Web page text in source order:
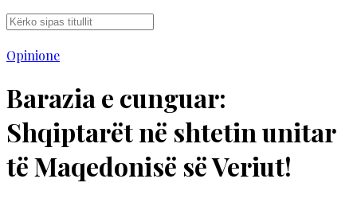
Opinione
Barazia e cunguar:
Shqiptarët në shtetin unitar
të Maqedonisë së Veriut!